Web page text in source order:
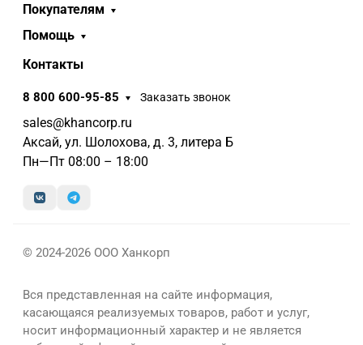
Покупателям
Помощь
Контакты
8 800 600-95-85 Заказать звонок
sales@khancorp.ru
Аксай, ул. Шолохова, д. 3, литера Б
Пн—Пт 08:00 – 18:00
© 2024-2026 ООО Ханкорп
Вся представленная на сайте информация,
касающаяся реализуемых товаров, работ и услуг,
носит информационный характер и не является